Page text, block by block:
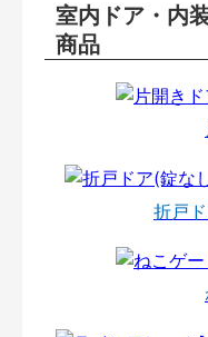
室内ドア・内
商品
折戸